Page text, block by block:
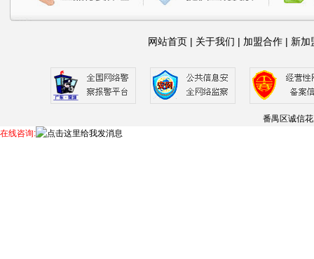
网站首页 | 关于我们 | 加盟合作 | 新加
番禺区诚信
在线咨询: